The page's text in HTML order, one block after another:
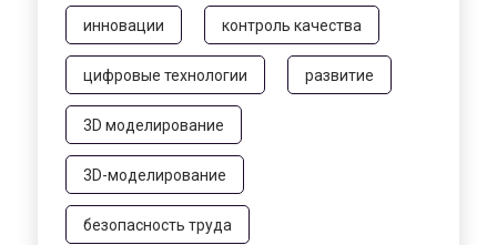
инновации контроль качества
цифровые технологии развитие
3D моделирование
3D-моделирование
безопасность труда